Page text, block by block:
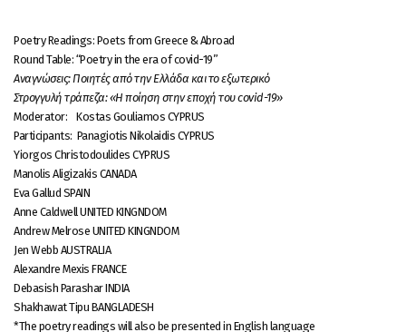
Poetry Readings: Poets from Greece & Abroad
Round Table: “Poetry in the era of covid-19”
Αναγνώσεις: Ποιητές από την Ελλάδα και το εξωτερικό
Στρογγυλή τράπεζα: «Η ποίηση στην εποχή του covid-19»
Moderator: Kostas Gouliamos CYPRUS
Participants: Panagiotis Nikolaidis CYPRUS
Yiorgos Christodoulides CYPRUS
Manolis Aligizakis CANADA
Eva Gallud SPAIN
Anne Caldwell UNITED KINGNDOM
Andrew Melrose UNITED KINGNDOM
Jen Webb AUSTRALIA
Alexandre Mexis FRANCE
Debasish Parashar INDIA
Shakhawat Tipu BANGLADESH
*Τhe poetry readings will also be presented in English language